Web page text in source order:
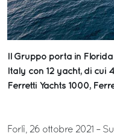
Il Gruppo porta in
Italy con 12 yacht, di cui
Ferretti Yachts 1000,
Forlì, 26 ottobre 2021 –